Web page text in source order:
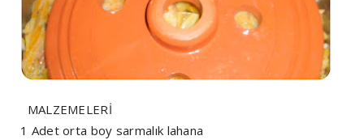
MALZEMELERİ
1 Adet orta boy sarmalık lahana